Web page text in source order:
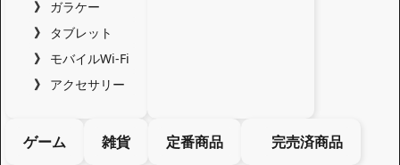
ガラケー
タブレット
モバイルWi-Fi
アクセサリー
ゲーム 雑貨 定番商品 完売済商品